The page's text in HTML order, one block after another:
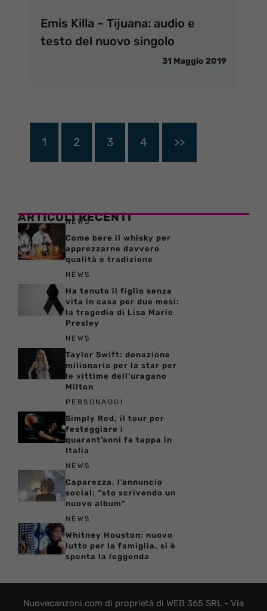
Emis Killa – Tijuana: audio e
testo del nuovo singolo
31 Maggio 2019
1 2 3 4 >>
ARTICOLI RECENTI
NEWS
Come bere il whisky per
apprezzarne davvero
qualità e tradizione
NEWS
Ha tenuto il figlio senza
vita in casa per due mesi:
la tragedia di Lisa Marie
Presley
NEWS
Taylor Swift: donazione
milionaria per la star per
le vittime dell’uragano
Milton
PERSONAGGI
Simply Red, il tour per
festeggiare i
quarant’anni fa tappa in
Italia
NEWS
Caparezza, l’annuncio
social: “sto scrivendo un
nuovo album”
NEWS
Whitney Houston: nuovo
lutto per la famiglia, si è
spenta la leggenda
Nuovecanzoni.com di proprietà di WEB 365 SRL - Via